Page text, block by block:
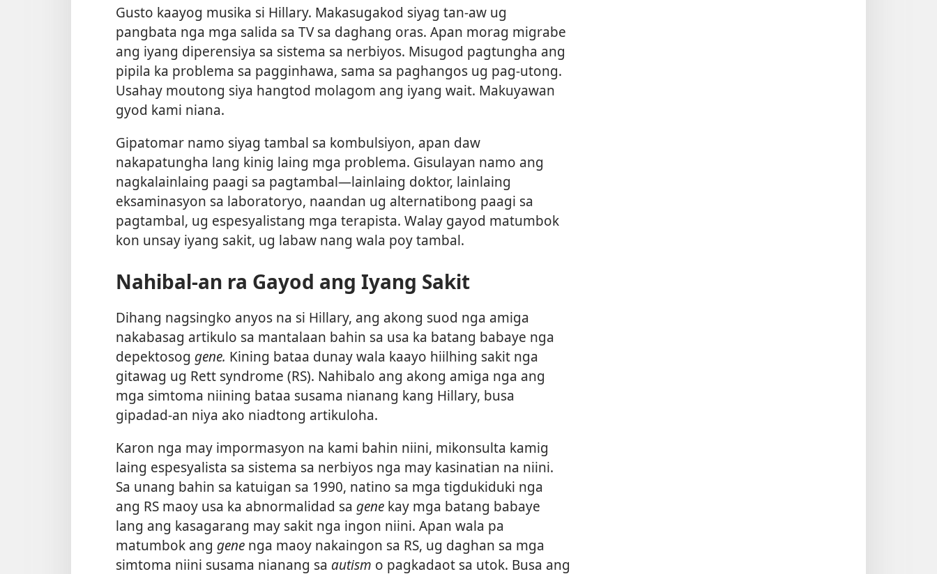
Gusto kaayog musika si Hillary. Makasugakod siyag tan-aw ug
pangbata nga mga salida sa TV sa daghang oras. Apan morag migrabe
ang iyang diperensiya sa sistema sa nerbiyos. Misugod pagtungha ang
pipila ka problema sa pagginhawa, sama sa paghangos ug pag-utong.
Usahay moutong siya hangtod molagom ang iyang wait. Makuyawan
gyod kami niana.
Gipatomar namo siyag tambal sa kombulsiyon, apan daw
nakapatungha lang kinig laing mga problema. Gisulayan namo ang
nagkalainlaing paagi sa pagtambal​—lainlaing doktor, lainlaing
eksaminasyon sa laboratoryo, naandan ug alternatibong paagi sa
pagtambal, ug espesyalistang mga terapista. Walay gayod matumbok
kon unsay iyang sakit, ug labaw nang wala poy tambal.
Nahibal-an ra Gayod ang Iyang Sakit
Dihang nagsingko anyos na si Hillary, ang akong suod nga amiga
nakabasag artikulo sa mantalaan bahin sa usa ka batang babaye nga
depektosog gene. Kining bataa dunay wala kaayo hiilhing sakit nga
gitawag ug Rett syndrome (RS). Nahibalo ang akong amiga nga ang
mga simtoma niining bataa susama nianang kang Hillary, busa
gipadad-an niya ako niadtong artikuloha.
Karon nga may impormasyon na kami bahin niini, mikonsulta kamig
laing espesyalista sa sistema sa nerbiyos nga may kasinatian na niini.
Sa unang bahin sa katuigan sa 1990, natino sa mga tigdukiduki nga
ang RS maoy usa ka abnormalidad sa gene kay mga batang babaye
lang ang kasagarang may sakit nga ingon niini. Apan wala pa
matumbok ang gene nga maoy nakaingon sa RS, ug daghan sa mga
simtoma niini susama nianang sa autism o pagkadaot sa utok. Busa ang